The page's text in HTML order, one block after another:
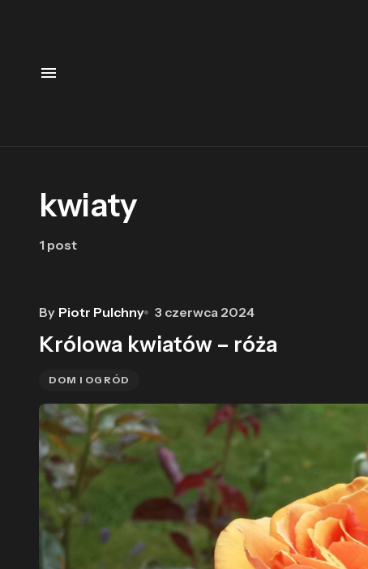
kwiaty
1 post
By Piotr Pulchny 3 czerwca 2024
Królowa kwiatów – róża
DOM I OGRÓD